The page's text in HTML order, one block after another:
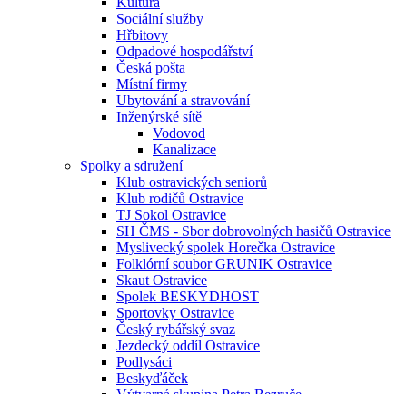
Sociální služby
Hřbitovy
Odpadové hospodářství
Česká pošta
Místní firmy
Ubytování a stravování
Inženýrské sítě
Vodovod
Kanalizace
Spolky a sdružení
Klub ostravických seniorů
Klub rodičů Ostravice
TJ Sokol Ostravice
SH ČMS - Sbor dobrovolných hasičů Ostravice
Myslivecký spolek Horečka Ostravice
Folklórní soubor GRUNIK Ostravice
Skaut Ostravice
Spolek BESKYDHOST
Sportovky Ostravice
Český rybářský svaz
Jezdecký oddíl Ostravice
Podlysáci
Beskyďáček